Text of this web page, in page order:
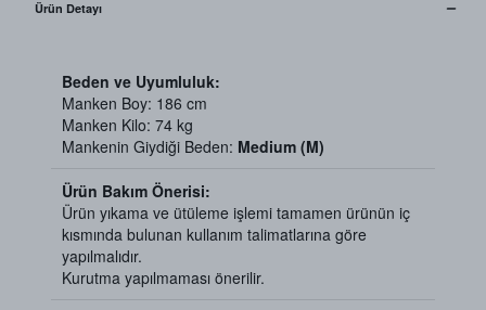
Ürün Detayı
Beden ve Uyumluluk:
Manken Boy: 186 cm
Manken Kilo: 74 kg
Mankenin Giydiği Beden: Medium (M)
Ürün Bakım Önerisi:
Ürün yıkama ve ütüleme işlemi tamamen ürünün iç
kısmında bulunan kullanım talimatlarına göre
yapılmalıdır.
Kurutma yapılmaması önerilir.